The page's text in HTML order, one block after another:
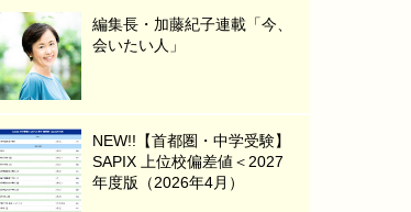
編集長・加藤紀子連載「今、
会いたい人」
NEW!!【首都圏・中学受験】
SAPIX 上位校偏差値＜2027
年度版（2026年4月）